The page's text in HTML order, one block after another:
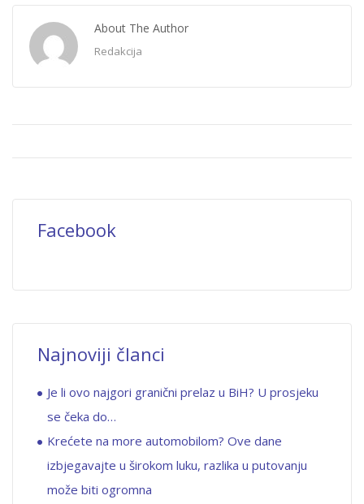
About The Author
Redakcija
Facebook
Najnoviji članci
Je li ovo najgori granični prelaz u BiH? U prosjeku
se čeka do…
Krećete na more automobilom? Ove dane
izbjegavajte u širokom luku, razlika u putovanju
može biti ogromna